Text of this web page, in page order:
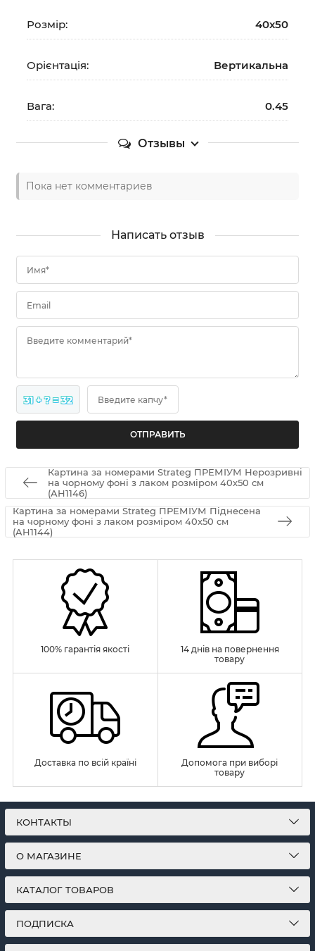
Розмір: 40х50
Орієнтація: Вертикальна
Вага: 0.45
Отзывы
Пока нет комментариев
Написать отзыв
Имя*
Email
Введите комментарий*
31 + ? = 32 Введите капчу*
Картина за номерами Strateg ПРЕМІУМ Нерозривні
на чорному фоні з лаком розміром 40х50 см
(AH1146)
Картина за номерами Strateg ПРЕМІУМ Піднесена
на чорному фоні з лаком розміром 40х50 см
(AH1144)
100% гарантія якості
14 днів на повернення
товару
Доставка по всій країні
Допомога при виборі
товару
КОНТАКТЫ
О МАГАЗИНЕ
КАТАЛОГ ТОВАРОВ
ПОДПИСКА